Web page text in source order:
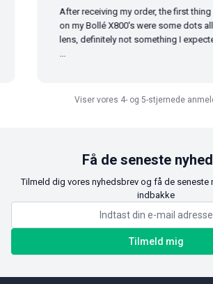
After receiving my order, the first thing I
on my Bollé X800's were some dots all
lens, definitely not something I expected
Viser vores 4- og 5-stjernede
Få de seneste
Tilmeld dig vores nyhedsbrev og få de seneste
indbakke
Tilmeld mig